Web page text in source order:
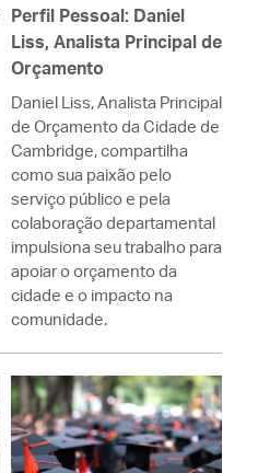
Perfil Pessoal: Daniel
Liss, Analista Principal de
Orçamento
Daniel Liss, Analista Principal
de Orçamento da Cidade de
Cambridge, compartilha
como sua paixão pelo
serviço público e pela
colaboração departamental
impulsiona seu trabalho para
apoiar o orçamento da
cidade e o impacto na
comunidade.